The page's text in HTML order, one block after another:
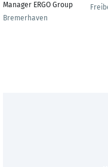
Manager ERGO Group
Bremerhaven